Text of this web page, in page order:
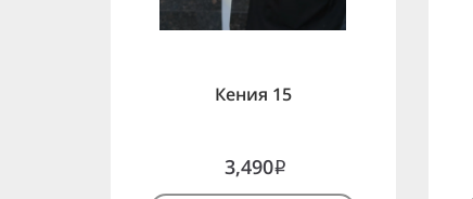
Кения 15
3,490i